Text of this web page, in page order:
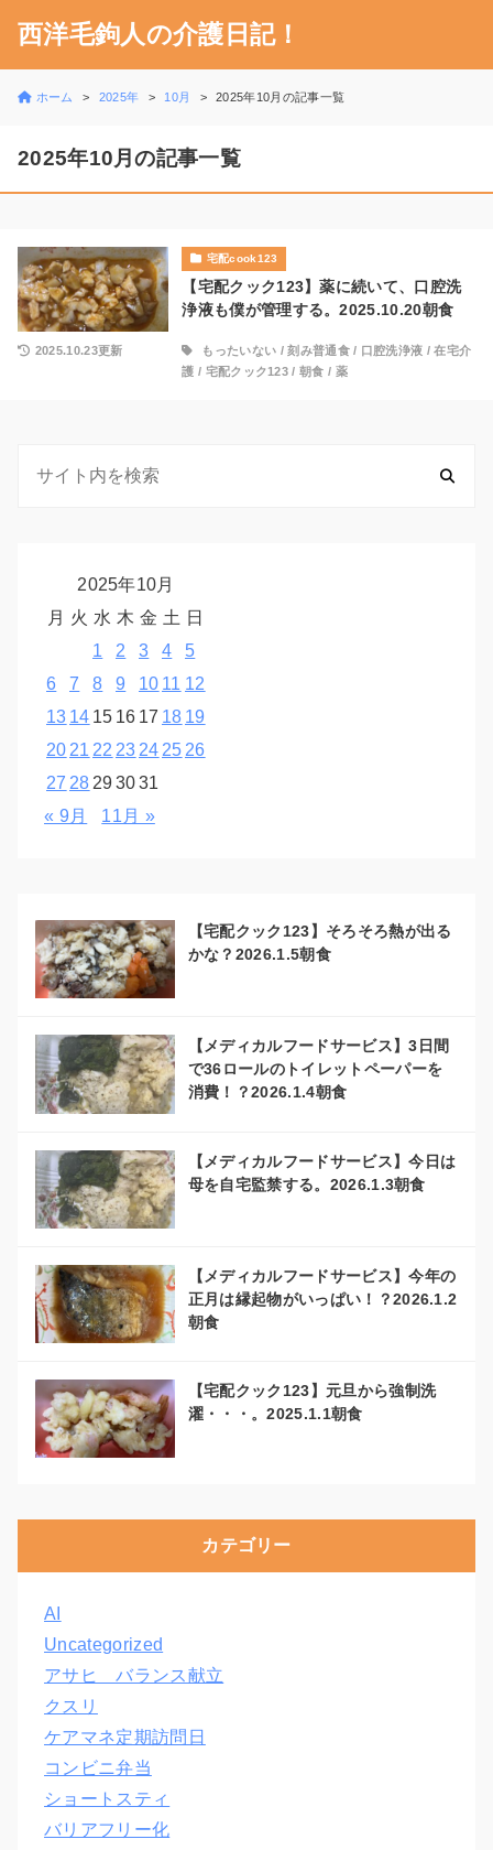
西洋毛鉤人の介護日記！
ホーム 2025年 10月 2025年10月の記事一覧
2025年10月の記事一覧
宅配cook123
【宅配クック123】薬に続いて、口腔洗
浄液も僕が管理する。2025.10.20朝食
2025.10.23更新 もったいない /刻み普通食/ 口腔洗浄液 /在宅介
護 / 宅配クック123 /朝食 / 薬
2025年10月
月 火 水 木 金 土 日
1
2 3 4
5
6
7 8 9 10 11 12
13 14 15 16 17 18 19
20 21 22 23 24 25 26
27 28 293031
« 9月
11月 »
【宅配クック123】そろそろ熱が出る
かな？2026.1.5朝食
【メディカルフードサービス】3日間
で36ロールのトイレットペーパーを
消費！？2026.1.4朝食
【メディカルフードサービス】今日は
母を自宅監禁する。2026.1.3朝食
【メディカルフードサービス】今年の
正月は縁起物がいっぱい！？2026.1.2
朝食
【宅配クック123】元旦から強制洗
濯・・・。2025.1.1朝食
カテゴリー
AI
Uncategorized
アサヒ バランス献立
クスリ
ケアマネ定期訪問日
コンビニ弁当
ショートスティ
バリアフリー化